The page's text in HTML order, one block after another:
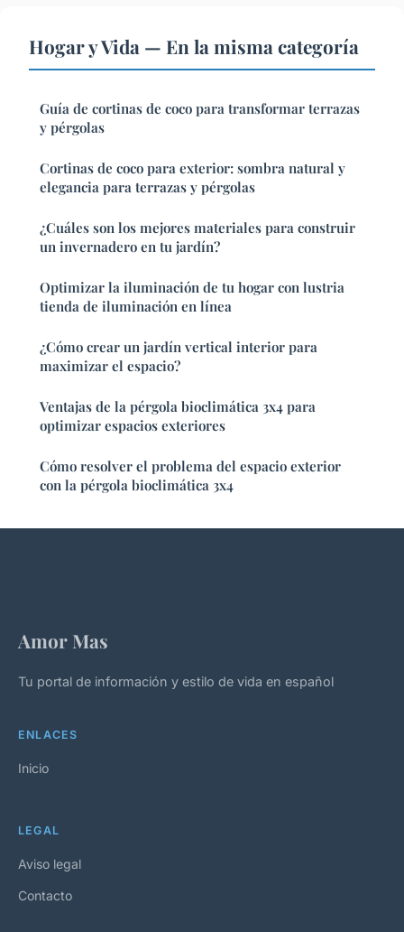
Hogar y Vida — En la misma categoría
Guía de cortinas de coco para transformar terrazas
y pérgolas
Cortinas de coco para exterior: sombra natural y
elegancia para terrazas y pérgolas
¿Cuáles son los mejores materiales para construir
un invernadero en tu jardín?
Optimizar la iluminación de tu hogar con lustria
tienda de iluminación en línea
¿Cómo crear un jardín vertical interior para
maximizar el espacio?
Ventajas de la pérgola bioclimática 3x4 para
optimizar espacios exteriores
Cómo resolver el problema del espacio exterior
con la pérgola bioclimática 3x4
Amor Mas
Tu portal de información y estilo de vida en español
ENLACES
Inicio
LEGAL
Aviso legal
Contacto